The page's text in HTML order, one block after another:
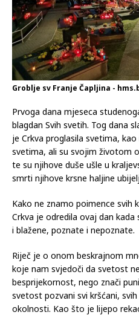
Groblje sv Franje Čapljina -
Prvoga dana mjeseca
blagdan Svih svetih. Tog dana
je Crkva proglasila svetima,
svetima, ali su svojim životom
te su njihove duše ušle u
smrti njihove krsne haljine
Kako ne znamo poimence svih
Crkva je odredila ovaj dan
i blažene, poznate i nepoznate.
Riječ je o onom beskrajnom
koje nam svjedoči da svetost
besprijekornost, nego znači
svetost pozvani svi kršćani,
okolnosti. Kao što je lijepo